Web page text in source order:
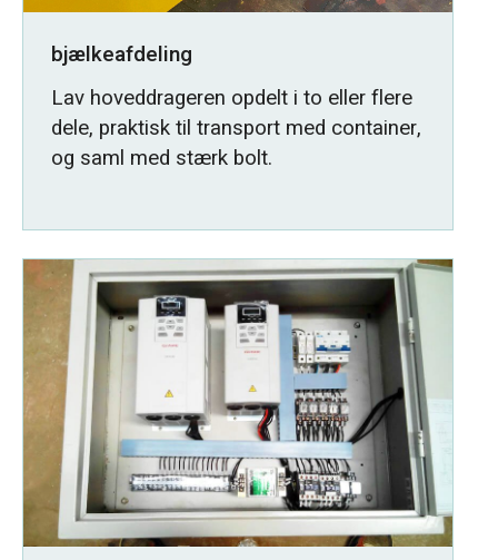
bjælkeafdeling
Lav hoveddrageren opdelt i to eller flere
dele, praktisk til transport med container,
og saml med stærk bolt.